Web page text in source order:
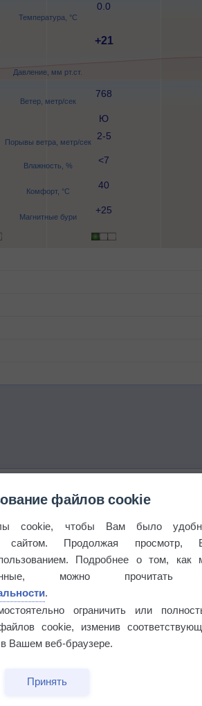
Температура, °C
Давление, мм рт.ст.
Ветер, метр/сек
Порывы ветра, метр/сек
Влажность, %
Комфорт, °C
Магнитные бури
0.0
+21
768
Ю
2-5
<7
40
+25
файлов cookie
cookie, чтобы Вам было
сайтом. Продолжая просмотр,
Подробнее о том, как
можно прочитать
.
ограничить или
cookie, изменив
в Вашем веб-браузере.
Принять